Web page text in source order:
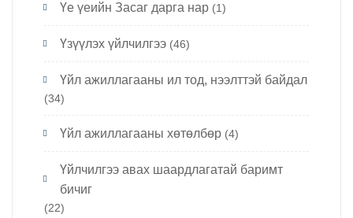
Үе үеийн Засаг дарга нар (1)
Үзүүлэх үйлчилгээ (46)
Үйл ажиллагааны ил тод, нээлттэй байдал
(34)
Үйл ажиллагааны хөтөлбөр (4)
Үйлчилгээ авах шаардлагатай баримт
бичиг
(22)